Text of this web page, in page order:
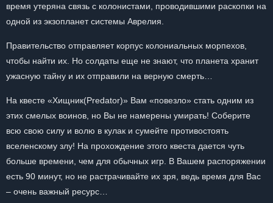
время утеряна связь с колонистами, проводившими раскопки на
одной из экзопланет системы Аврелия.
Правительство отправляет корпус колониальных морпехов,
чтобы найти их. Но солдаты еще не знают, что планета хранит
ужасную тайну и их отправили на верную смерть…
На квесте «Хищник(Predator)» Вам «повезло» стать одним из
этих смелых воинов, но Вы не намерены умирать! Соберите
всю свою силу и волю в кулак и сумейте противостоять
вселенскому злу! На прохождение этого квеста дается чуть
больше времени, чем для обычных игр. В Вашем распоряжении
есть 90 минут, но не растрачивайте их зря, ведь время для Вас
– очень важный ресурс…